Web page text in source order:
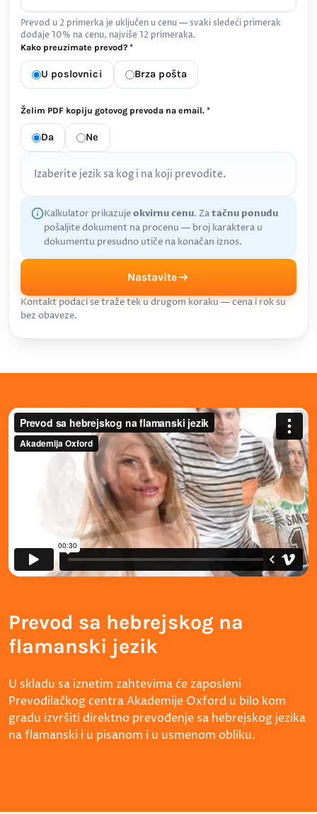
Prevod u 2 primerka je uključen u cenu — svaki sledeći primerak
dodaje 10% na cenu, najviše 12 primeraka.
Kako preuzimate prevod? *
U poslovnici Brza pošta
Želim PDF kopiju gotovog prevoda na email. *
Da Ne
Izaberite jezik sa kog i na koji prevodite.
Kalkulator prikazujeokvirnu cenu. Zatačnu ponudu
pošaljite dokument na procenu — broj karaktera u
dokumentu presudno utiče na konačan iznos.
Nastavite
Kontakt podaci se traže tek u drugom koraku — cena i rok su
bez obaveze.
Prevod sa hebrejskog na
flamanski jezik
U skladu sa iznetim zahtevima će zaposleni
Prevodilačkog centra Akademije Oxford u bilo kom
gradu izvršiti direktno prevođenje sa hebrejskog jezika
na flamanski i u pisanom i u usmenom obliku.